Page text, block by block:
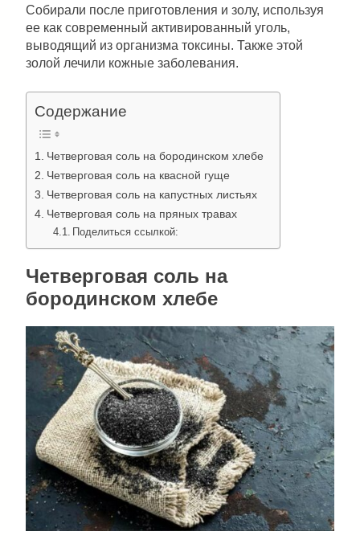
Собирали после приготовления и золу, используя
ее как современный активированный уголь,
выводящий из организма токсины. Также этой
золой лечили кожные заболевания.
Содержание
Четверговая соль на бородинском хлебе
Четверговая соль на квасной гуще
Четверговая соль на капустных листьях
Четверговая соль на пряных травах
Поделиться ссылкой:
Четверговая соль на
бородинском хлебе